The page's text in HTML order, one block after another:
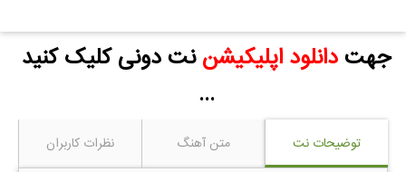
جهتدانلود اپلیکیشن نت دونی کلیک کنید
...
توضیحات نت متن آهنگ نظرات کاربران